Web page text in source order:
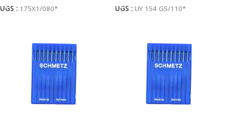
UGS : 175X1/080*
UGS : UY 154 GS/110*